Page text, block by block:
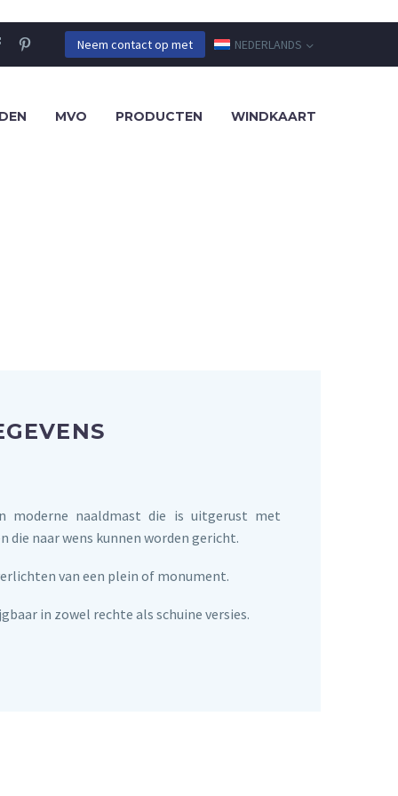
Neem contact op met NEDERLANDS
MVO PRODUCTEN WINDKAART
moderne naaldmast die is uitgerust met
die naar wens kunnen worden gericht.
van een plein of monument.
in zowel rechte als schuine versies.